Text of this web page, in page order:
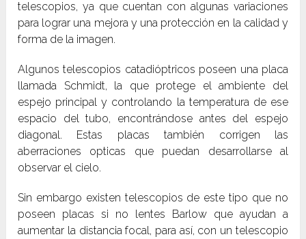
telescopios, ya que cuentan con algunas variaciones
para lograr una mejora y una protección en la calidad y
forma de la imagen.
Algunos telescopios catadióptricos poseen una placa
llamada Schmidt, la que protege el ambiente del
espejo principal y controlando la temperatura de ese
espacio del tubo, encontrándose antes del espejo
diagonal. Estas placas también corrigen las
aberraciones opticas que puedan desarrollarse al
observar el cielo.
Sin embargo existen telescopios de este tipo que no
poseen placas si no lentes Barlow que ayudan a
aumentar la distancia focal, para así, con un telescopio